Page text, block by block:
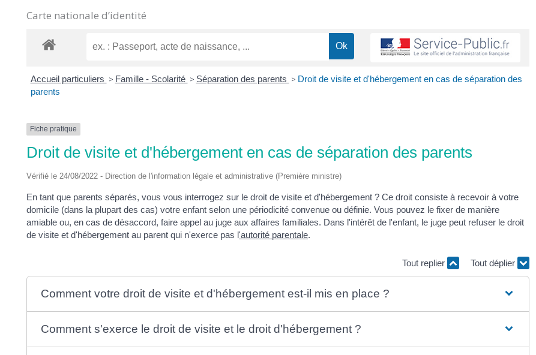
Carte nationale d’identité
Accueil particuliers > Famille - Scolarité > Séparation des parents > Droit de visite et d'hébergement en cas de séparation des
parents
Fiche pratique
Droit de visite et d'hébergement en cas de séparation des parents
Vérifié le 24/08/2022 - Direction de l'information légale et administrative (Première ministre)
En tant que parents séparés, vous vous interrogez sur le droit de visite et d'hébergement ? Ce droit consiste à recevoir à votre
domicile (dans la plupart des cas) votre enfant selon une périodicité convenue ou définie. Vous pouvez le fixer de manière
amiable ou, en cas de désaccord, faire appel au juge aux affaires familiales. Dans l'intérêt de l'enfant, le juge peut refuser le droit
de visite et d'hébergement au parent qui n'exerce pas l'autorité parentale.
Tout replier Tout déplier
Comment votre droit de visite et d'hébergement est-il mis en place ?
Comment s'exerce le droit de visite et le droit d'hébergement ?